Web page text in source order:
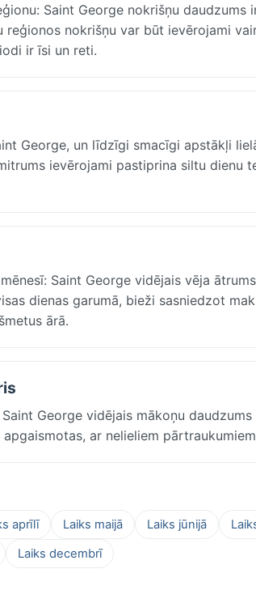
Saint George nokrišņu daudzums
reģionos nokrišņu var būt ievērojami
ir īsi un reti.
George, un līdzīgi smacīgi apstākļi
ievērojami pastiprina siltu dienu
Saint George vidējais vēja
dienas garumā, bieži sasniedzot
ārā.
George vidējais mākoņu
ar nelieliem
aprīlī Laiks maijā Laiks jūnijā
Laiks decembrī